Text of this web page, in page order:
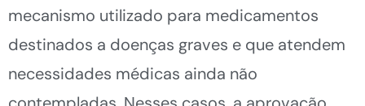
mecanismo utilizado para medicamentos
destinados a doenças graves e que atendem
necessidades médicas ainda não